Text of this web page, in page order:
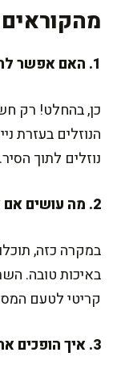
מהקוראים
1. האם אפשר להשתמש בחזה עוף קפוא?
כן, בהחלט! רק
הנוזלים בעזרת
נוזלים לתוך הסיר.
2. מה עושים אם אין זמן לקלף עגבניות ולגרד אותן?
במקרה כזה,
באיכות טובה.
קריטי לטעם
3. איך הופכים את המנה הזו לחריפה?